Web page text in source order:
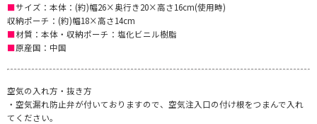
■サイズ：本体：(約)幅26×奥行き20×高さ16cm(使用時)
収納ポーチ：(約)幅18×高さ14cm
■材質：本体・収納ポーチ：塩化ビニル樹脂
■原産国：中国
空気の入れ方・抜き方
・空気漏れ防止弁が付いておりますので、空気注入口の付け根をつまんで入れ
てください。